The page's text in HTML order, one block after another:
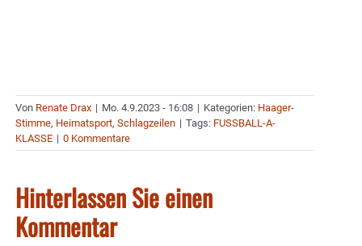
Von Renate Drax | Mo. 4.9.2023 - 16:08 | Kategorien: Haager-
Stimme, Heimatsport, Schlagzeilen | Tags: FUSSBALL-A-
KLASSE | 0 Kommentare
Hinterlassen Sie einen
Kommentar